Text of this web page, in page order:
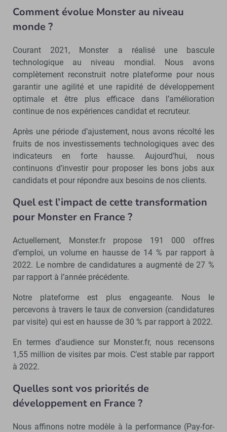
Comment évolue Monster au niveau
monde ?
Courant 2021, Monster a réalisé une bascule
technologique au niveau mondial. Nous avons
complètement reconstruit notre plateforme pour nous
garantir une agilité et une rapidité de développement
optimale et être plus efficace dans l’amélioration
continue de nos expériences candidat et recruteur.
Après une période d’ajustement, nous avons récolté les
fruits de nos investissements technologiques avec des
indicateurs en forte hausse. Aujourd’hui, nous
continuons d’investir pour proposer les bons jobs aux
candidats et pour répondre aux besoins de nos clients.
Quel est l’impact de cette transformation
pour Monster en France ?
Actuellement, Monster.fr propose 191 000 offres
d’emploi, un volume en hausse de 14 % par rapport à
2022. Le nombre de candidatures a augmenté de 27 %
par rapport à l’année précédente.
Notre plateforme est plus engageante. Nous le
percevons à travers le taux de conversion (candidatures
par visite) qui est en hausse de 30 % par rapport à 2022.
En termes d’audience sur Monster.fr, nous recensons
1,55 million de visites par mois. C’est stable par rapport
à 2022.
Quelles sont vos priorités de
développement en France ?
Nous affinons notre modèle à la performance (Pay-for-